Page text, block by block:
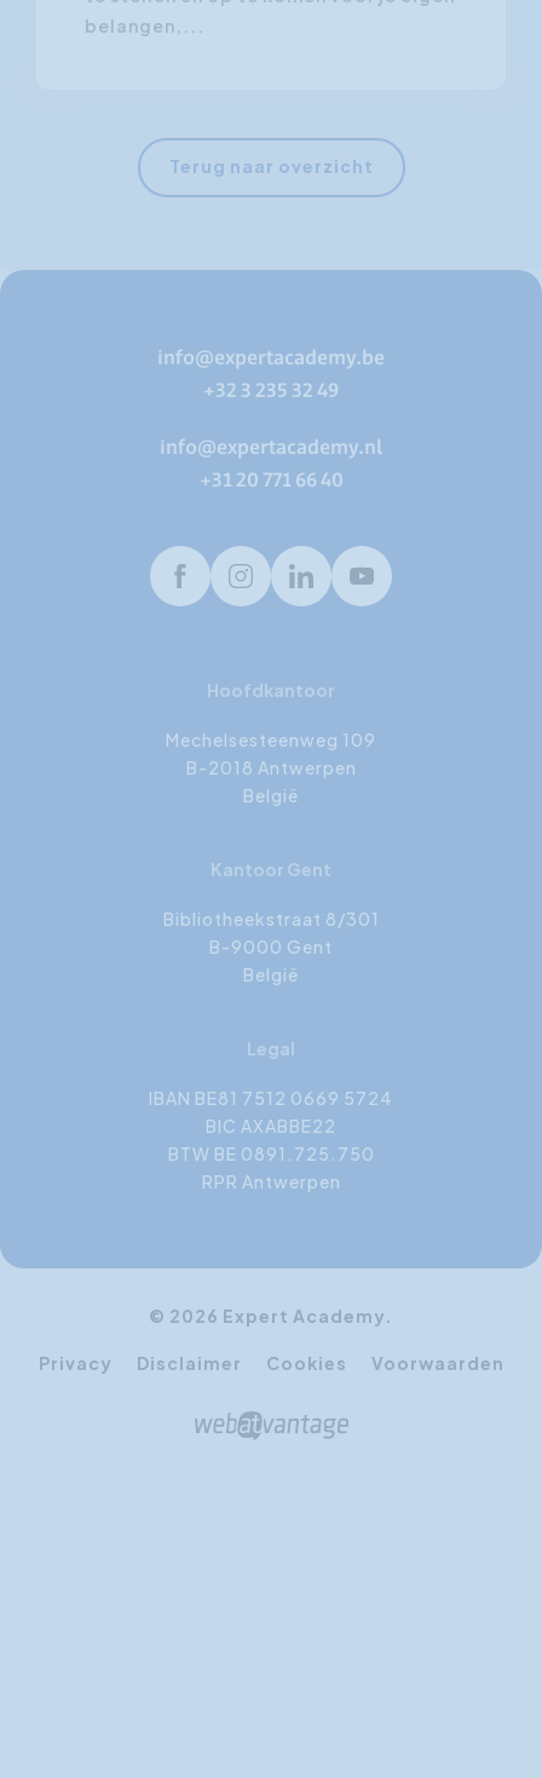
belangen,...
Terug naar overzicht
info@expertacademy.be
+32 3 235 32 49
info@expertacademy.nl
+31 20 771 66 40
FacebookInstagramLinkedInYoutube
Hoofdkantoor
Mechelsesteenweg 109
B-2018 Antwerpen
België
Kantoor Gent
Bibliotheekstraat 8/301
B-9000 Gent
België
Legal
IBAN BE81 7512 0669 5724
BIC AXABBE22
BTW BE 0891.725.750
RPR Antwerpen
© 2026 Expert Academy.
Privacy Disclaimer Cookies Voorwaarden